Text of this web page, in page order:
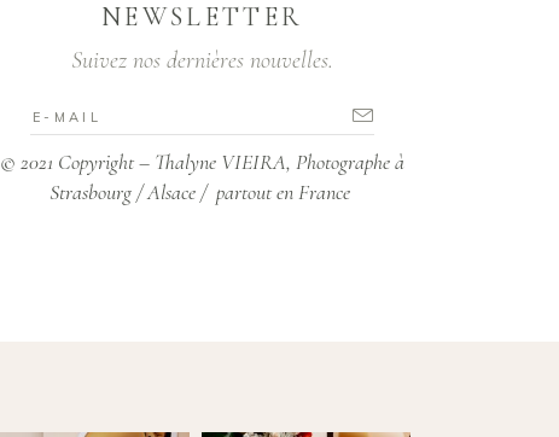
NEWSLETTER
Suivez nos dernières nouvelles.
© 2021 Copyright – Thalyne VIEIRA, Photographe à
Strasbourg / Alsace / partout en France